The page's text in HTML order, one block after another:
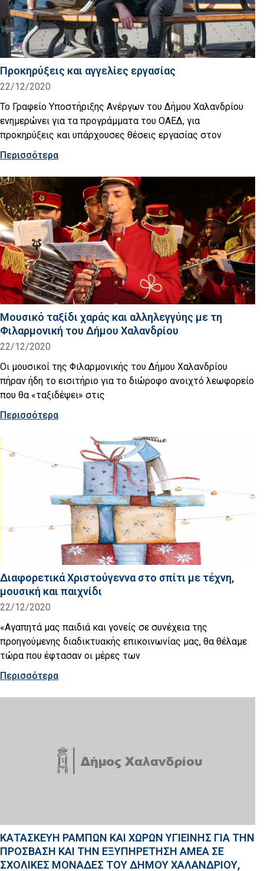
Προκηρύξεις και αγγελίες εργασίας
22/12/2020
Το Γραφείο Υποστήριξης Ανέργων του Δήμου Χαλανδρίου
ενημερώνει για τα προγράμματα του ΟΑΕΔ, για
προκηρύξεις και υπάρχουσες θέσεις εργασίας στον
Περισσότερα
Μουσικό ταξίδι χαράς και αλληλεγγύης με τη
Φιλαρμονική του Δήμου Χαλανδρίου
22/12/2020
Οι μουσικοί της Φιλαρμονικής του Δήμου Χαλανδρίου
πήραν ήδη το εισιτήριο για το διώροφο ανοιχτό λεωφορείο
που θα «ταξιδέψει» στις
Περισσότερα
Διαφορετικά Χριστούγεννα στο σπίτι με τέχνη,
μουσική και παιχνίδι
22/12/2020
«Αγαπητά μας παιδιά και γονείς σε συνέχεια της
προηγούμενης διαδικτυακής επικοινωνίας μας, θα θέλαμε
τώρα που έφτασαν οι μέρες των
Περισσότερα
ΚΑΤΑΣΚΕΥΗ ΡΑΜΠΩΝ ΚΑΙ ΧΩΡΩΝ ΥΓΙΕΙΝΗΣ ΓΙΑ ΤΗΝ
ΠΡΟΣΒΑΣΗ ΚΑΙ ΤΗΝ ΕΞΥΠΗΡΕΤΗΣΗ ΑΜΕΑ ΣΕ
ΣΧΟΛΙΚΕΣ ΜΟΝΑΔΕΣ ΤΟΥ ΔΗΜΟΥ ΧΑΛΑΝΔΡΙΟΥ,